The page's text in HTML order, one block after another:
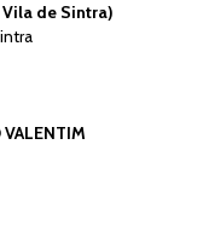
de Sintra)
VALENTIM